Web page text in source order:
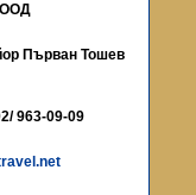
ООД
Първан Тошев
963-09-09